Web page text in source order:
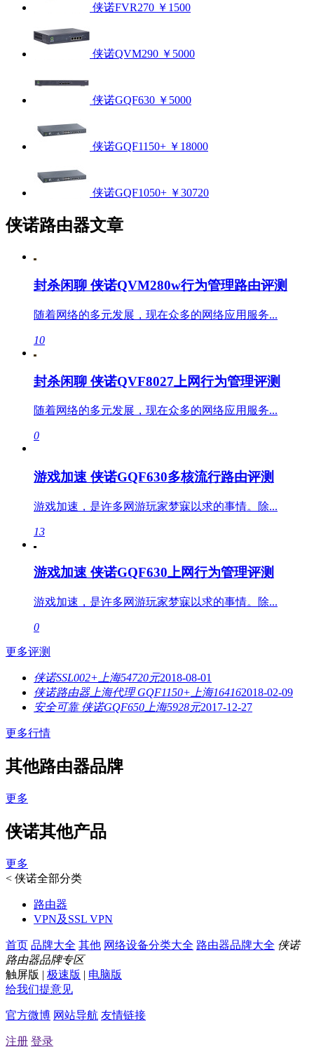
侠诺FVR270 ￥1500
侠诺QVM290 ￥5000
侠诺GQF630 ￥5000
侠诺GQF1150+ ￥18000
侠诺GQF1050+ ￥30720
侠诺路由器文章
封杀闲聊 侠诺QVM280w行为管理路由评测
随着网络的多元发展，现在众多的网络应用服务...
10
封杀闲聊 侠诺QVF8027上网行为管理评测
随着网络的多元发展，现在众多的网络应用服务...
0
游戏加速 侠诺GQF630多核流行路由评测
游戏加速，是许多网游玩家梦寐以求的事情。除...
13
游戏加速 侠诺GQF630上网行为管理评测
游戏加速，是许多网游玩家梦寐以求的事情。除...
0
更多评测
侠诺SSL002+上海54720元2018-08-01
侠诺路由器上海代理 GQF1150+上海164162018-02-09
安全可靠 侠诺GQF650上海5928元2017-12-27
更多行情
其他路由器品牌
更多
侠诺其他产品
更多
< 侠诺全部分类
路由器
VPN及SSL VPN
首页 品牌大全 其他 网络设备分类大全 路由器品牌大全 侠诺
路由器品牌专区
触屏版 | 极速版 | 电脑版
给我们提意见
官方微博 网站导航 友情链接
注册 登录